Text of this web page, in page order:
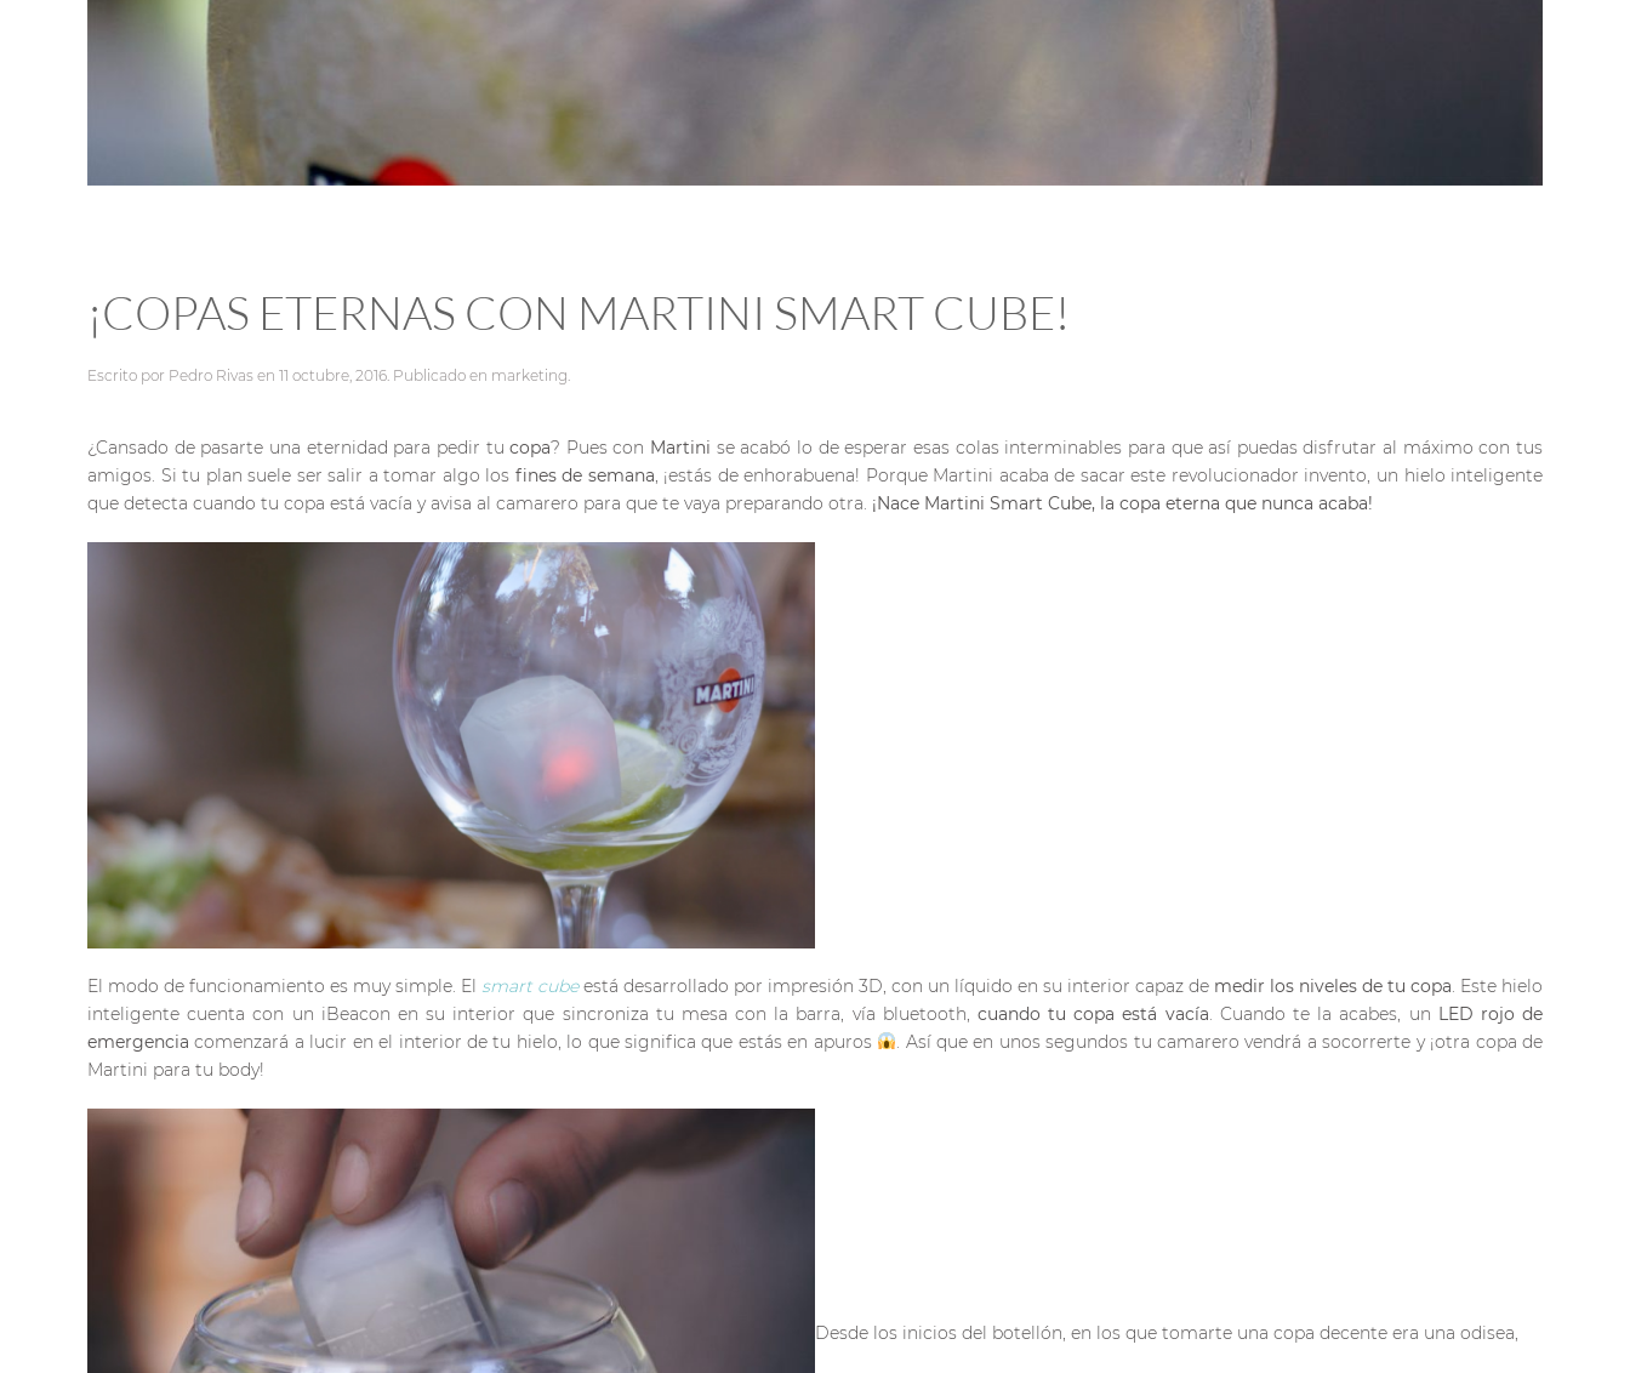
¡COPAS ETERNAS CON MARTINI SMART CUBE!
Escrito por Pedro Rivas en 11 octubre, 2016 . Publicado en marketing
¿Cansado de pasarte una eternidad para pedir tucopa? Pues con Martini se acabó lo de esperar esas colas interminables para que así puedas disfrutar al máximo con tus
amigos. Si tu plan suele ser salir a tomar algo los fines de semana , ¡estás de enhorabuena! Porque Martini acaba de sacar este revolucionador invento, un hielo inteligente
que detecta cuando tu copa está vacía y avisa al camarero para que te vaya preparando otra. ¡Nace Martini Smart Cube, la copa eterna que nunca acaba!
El modo de funcionamiento es muy simple. El smart cubeestá desarrollado por impresión 3D, con un líquido en su interior capaz de medir los niveles de tu copa. Este hielo
inteligente cuenta con un iBeacon en su interior que sincroniza tu mesa con la barra, vía bluetooth, cuando tu copa está vacía. Cuando te la acabes, un LED rojo de
emergencia comenzará a lucir en el interior de tu hielo, lo que significa que estás en apuros
. Así que en unos segundos tu camarero vendrá a socorrerte y ¡otra copa de
Martini para tu body!
Desde los inicios del botellón, en los que tomarte una copa decente era una odisea,